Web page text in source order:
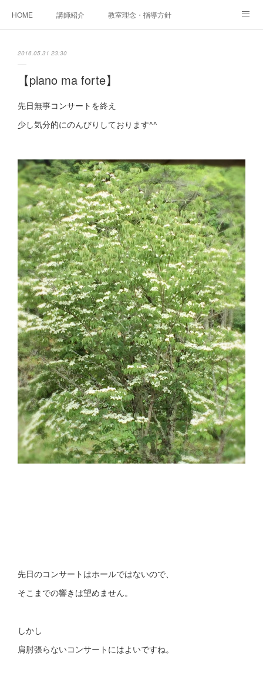
HOME 講師紹介 教室理念・指導方針
ご相談・体験レッスンお申し込み
アクセス
2016.05.31 23:30
【piano ma forte】
先日無事コンサートを終え
少し気分的にのんびりしております^^
先日のコンサートはホールではないので、
そこまでの響きは望めません。
しかし
肩肘張らないコンサートにはよいですね。